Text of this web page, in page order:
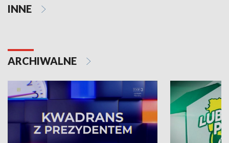
INNE
ARCHIWALNE